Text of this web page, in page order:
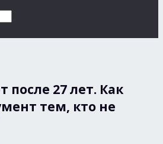
после 27 лет. Как
тем, кто не